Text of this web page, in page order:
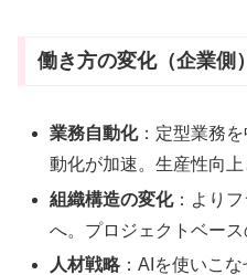
働き方の変化（企業側）
業務自動化：定型業務
動化が加速。生産性向上
組織構造の変化：より
へ。プロジェクトベース
人材戦略：AIを使いこ